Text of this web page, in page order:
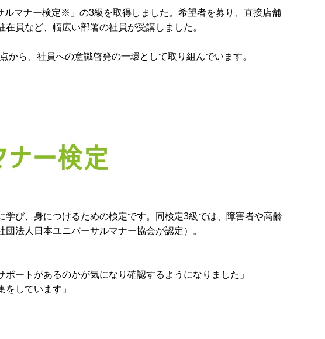
マナー検定※」の3級を取得しました。希望者を募り、直接店舗
員など、幅広い部署の社員が受講しました。
ら、社員への意識啓発の一環として取り組んでいます。
び、身につけるための検定です。同検定3級では、障害者や高齢
法人日本ユニバーサルマナー協会が認定）。
ートがあるのかが気になり確認するようになりました」
しています」